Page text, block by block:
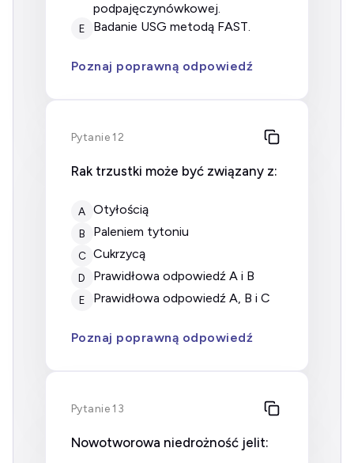
podpajęczynówkowej.
E badanie USG metodą FAST.
Poznaj poprawną odpowiedź
Pytanie 12
Rak trzustki może być związany z:
A otyłością
B paleniem tytoniu
C cukrzycą
D prawidłowa odpowiedź A i B
E prawidłowa odpowiedź A, B i C
Poznaj poprawną odpowiedź
Pytanie 13
Nowotworowa niedrożność jelit: